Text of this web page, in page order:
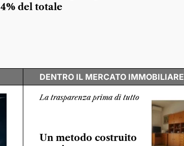
4% del totale
DENTRO IL MERCATO IMMOBILIARE
La trasparenza prima di tutto
Un metodo costruito